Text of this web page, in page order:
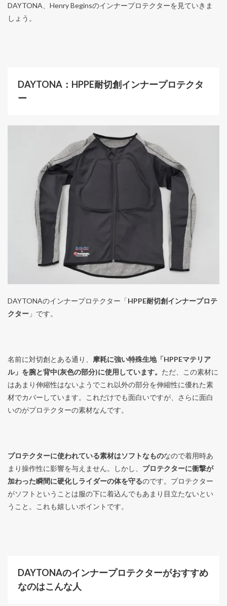
DAYTONA、Henry Beginsのインナープロテクターを見ていきま
しょう。
DAYTONA：HPPE耐切創インナープロテクタ
ー
DAYTONAのインナープロテクター「HPPE耐切創インナープロテ
クター 」です。
名前に対切創とある通り、 摩耗に強い特殊生地「HPPEマテリア
ル」を腕と背中(灰色の部分)に使用しています。 ただ、この素材に
はあまり伸縮性はないようでこれ以外の部分を伸縮性に優れた素
材でカバーしています。これだけでも面白いですが、さらに面白
いのがプロテクターの素材なんです。
プロテクターに使われている素材はソフトなものなので着用時あ
まり操作性に影響を与えません。しかし、 プロテクターに衝撃が
加わった瞬間に硬化しライダーの体を守るのです。プロテクター
がソフトということは服の下に着込んでもあまり目立たないとい
うこと。これも嬉しいポイントです。
DAYTONAのインナープロテクターがおすすめ
なのはこんな人